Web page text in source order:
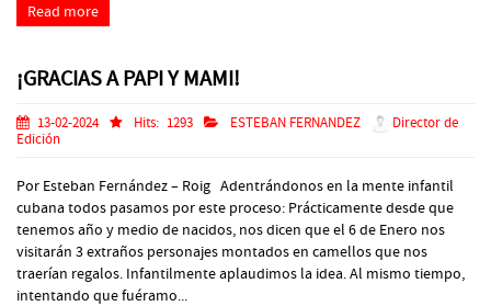
Read more
¡GRACIAS A PAPI Y MAMI!
13-02-2024 Hits: 1293 ESTEBAN FERNANDEZ
Director de
Edición
Por Esteban Fernández – Roig Adentrándonos en la mente infantil
cubana todos pasamos por este proceso: Prácticamente desde que
tenemos año y medio de nacidos, nos dicen que el 6 de Enero nos
visitarán 3 extraños personajes montados en camellos que nos
traerían regalos. Infantilmente aplaudimos la idea. Al mismo tiempo,
intentando que fuéramo...